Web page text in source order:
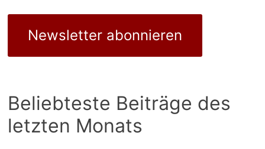
Newsletter abonnieren
Beliebteste Beiträge des
letzten Monats